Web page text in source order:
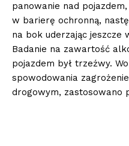
panowanie nad
w barierę ochronną,
na bok uderzając jeszcze
Badanie na zawartość
pojazdem był trzeźwy.
spowodowania
drogowym, zastosowano